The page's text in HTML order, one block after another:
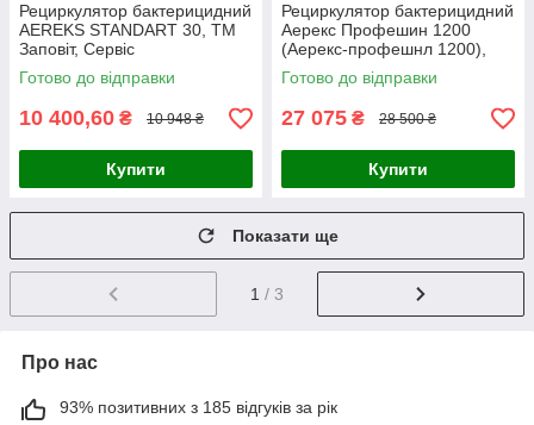
Рециркулятор бактерицидний
AEREKS STANDART 30, ТМ
Заповіт, Сервіс
Готово до відправки
10 400,60 ₴ 10 948 ₴
Купити
Рециркулятор бактерицидний
Аерекс Профешин 1200
(Аерекс-профешнл 1200),
ТМ Заповіт, Сервіс
Готово до відправки
27 075 ₴ 28 500 ₴
Купити
Показати ще
1 / 3
Про нас
93% позитивних з 185 відгуків за рік